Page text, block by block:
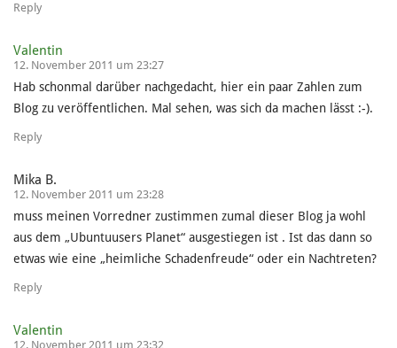
Reply
Valentin
12. November 2011 um 23:27
Hab schonmal darüber nachgedacht, hier ein paar Zahlen zum
Blog zu veröffentlichen. Mal sehen, was sich da machen lässt :-).
Reply
Mika B.
12. November 2011 um 23:28
muss meinen Vorredner zustimmen zumal dieser Blog ja wohl
aus dem „Ubuntuusers Planet“ ausgestiegen ist . Ist das dann so
etwas wie eine „heimliche Schadenfreude“ oder ein Nachtreten?
Reply
Valentin
12. November 2011 um 23:32